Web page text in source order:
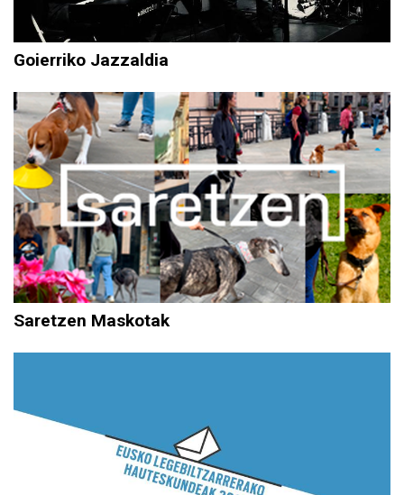
Goierriko Jazzaldia
Saretzen Maskotak